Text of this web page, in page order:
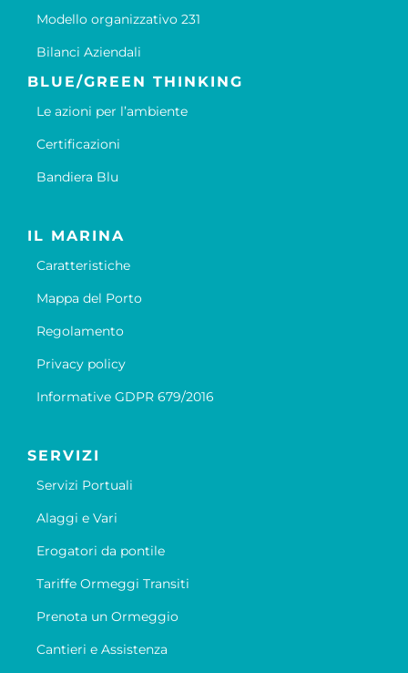
Modello organizzativo 231
Bilanci Aziendali
BLUE/GREEN THINKING
Le azioni per l’ambiente
Certificazioni
Bandiera Blu
IL MARINA
Caratteristiche
Mappa del Porto
Regolamento
Privacy policy
Informative GDPR 679/2016
SERVIZI
Servizi Portuali
Alaggi e Vari
Erogatori da pontile
Tariffe Ormeggi Transiti
Prenota un Ormeggio
Cantieri e Assistenza